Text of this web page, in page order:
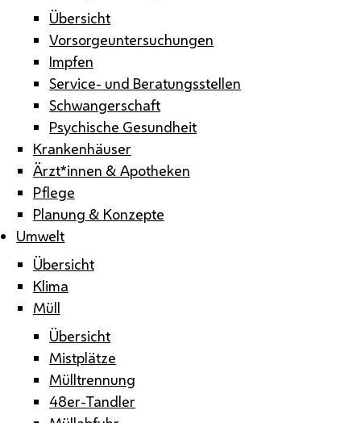
Übersicht
Vorsorgeuntersuchungen
Impfen
Service- und Beratungsstellen
Schwangerschaft
Psychische Gesundheit
Krankenhäuser
Ärzt*innen & Apotheken
Pflege
Planung & Konzepte
Umwelt
Übersicht
Klima
Müll
Übersicht
Mistplätze
Mülltrennung
48er-Tandler